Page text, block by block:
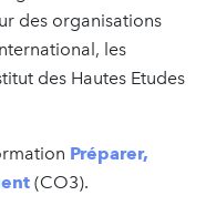
des organisations
les
des Hautes Etudes
Préparer,
(CO3).